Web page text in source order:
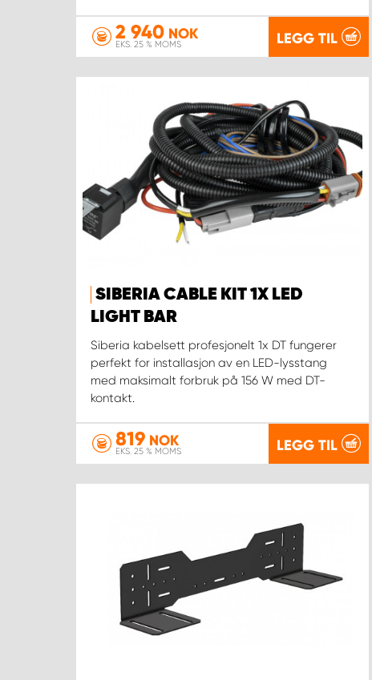
2 940 NOK
EKS. 25 % MOMS LEGG TIL
SIBERIA CABLE KIT 1X LED
LIGHT BAR
Siberia kabelsett profesjonelt 1x DT fungerer
perfekt for installasjon av en LED-lysstang
med maksimalt forbruk på 156 W med DT-
kontakt.
819 NOK
EKS. 25 % MOMS LEGG TIL